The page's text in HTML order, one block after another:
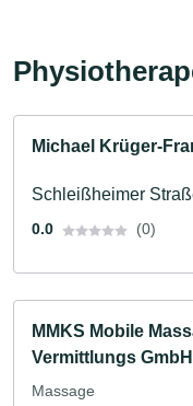
Michael Krüger-
Schleißheimer
0.0 (0)
MMKS Mobile
Vermittlungs GmbH
Massage